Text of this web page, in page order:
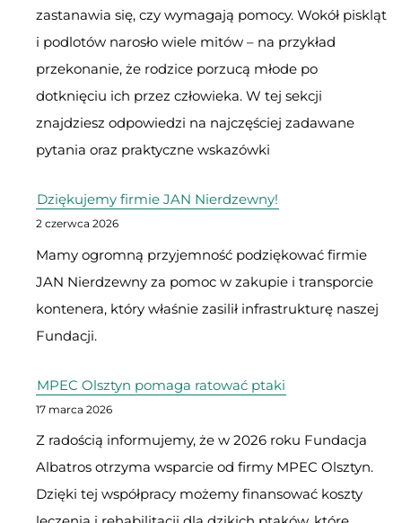
zastanawia się, czy wymagają pomocy. Wokół piskląt
i podlotów narosło wiele mitów – na przykład
przekonanie, że rodzice porzucą młode po
dotknięciu ich przez człowieka. W tej sekcji
znajdziesz odpowiedzi na najczęściej zadawane
pytania oraz praktyczne wskazówki
Dziękujemy firmie JAN Nierdzewny!
2 czerwca 2026
Mamy ogromną przyjemność podziękować firmie
JAN Nierdzewny za pomoc w zakupie i transporcie
kontenera, który właśnie zasilił infrastrukturę naszej
Fundacji.
MPEC Olsztyn pomaga ratować ptaki
17 marca 2026
Z radością informujemy, że w 2026 roku Fundacja
Albatros otrzyma wsparcie od firmy MPEC Olsztyn.
Dzięki tej współpracy możemy finansować koszty